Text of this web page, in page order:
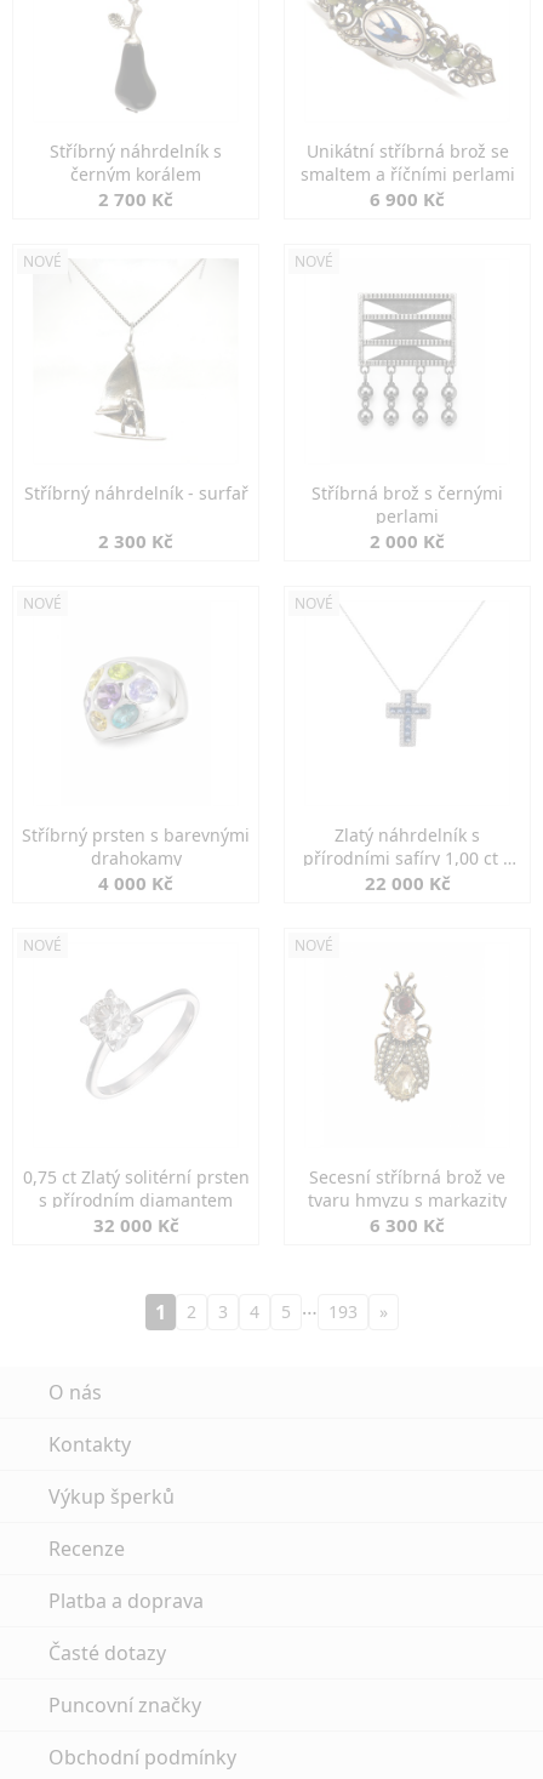
Stříbrný náhrdelník s
černým korálem
2 700 Kč
Unikátní stříbrná brož se
smaltem a říčními perlami
6 900 Kč
NOVÉ
Stříbrný náhrdelník - surfař
2 300 Kč
NOVÉ
Stříbrná brož s černými
perlami
2 000 Kč
NOVÉ
Stříbrný prsten s barevnými
drahokamy
4 000 Kč
NOVÉ
Zlatý náhrdelník s
přírodními safíry 1,00 ct a
diamanty
22 000 Kč
NOVÉ
0,75 ct Zlatý solitérní prsten
s přírodním diamantem
32 000 Kč
NOVÉ
Secesní stříbrná brož ve
tvaru hmyzu s markazity
6 300 Kč
1 2 3 4 5 … 193 »
O nás
Kontakty
Výkup šperků
Recenze
Platba a doprava
Časté dotazy
Puncovní značky
Obchodní podmínky